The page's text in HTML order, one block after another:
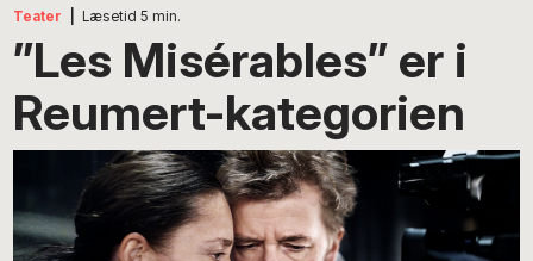
Teater Læsetid 5 min.
”Les Misérables” er i
Reumert-kategorien